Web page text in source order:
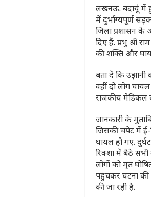
लखनऊ. बदायूं में
में दुर्भाग्यपूर्ण
जिला प्रशासन के
दिए हैं. प्रभु श्री
की शक्ति और
बता दें कि उझानी
वहीं दो लोग
राजकीय मेडिकल
जानकारी के
जिसकी चपेट में ई-
घायल हो गए.
रिक्शा में बैठे
लोगों को मृत
पहुंचकर घटना की
की जा रही है.